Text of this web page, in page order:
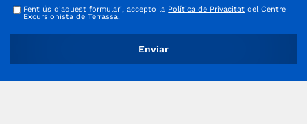
Fent ús d'aquest formulari, accepto la Política de Privacitat del Centre
Excursionista de Terrassa.